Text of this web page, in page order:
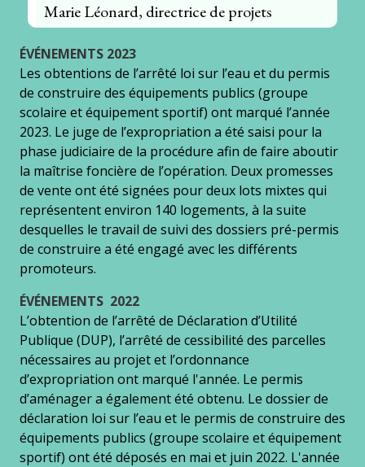
Marie Léonard, directrice de projets
ÉVÉNEMENTS 2023
Les obtentions de l’arrêté loi sur l’eau et du permis
de construire des équipements publics (groupe
scolaire et équipement sportif) ont marqué l’année
2023. Le juge de l’expropriation a été saisi pour la
phase judiciaire de la procédure afin de faire aboutir
la maîtrise foncière de l’opération. Deux promesses
de vente ont été signées pour deux lots mixtes qui
représentent environ 140 logements, à la suite
desquelles le travail de suivi des dossiers pré-permis
de construire a été engagé avec les différents
promoteurs.
ÉVÉNEMENTS 2022
L’obtention de l’arrêté de Déclaration d’Utilité
Publique (DUP), l’arrêté de cessibilité des parcelles
nécessaires au projet et l’ordonnance
d’expropriation ont marqué l'année. Le permis
d’aménager a également été obtenu. Le dossier de
déclaration loi sur l’eau et le permis de construire des
équipements publics (groupe scolaire et équipement
sportif) ont été déposés en mai et juin 2022. L'année